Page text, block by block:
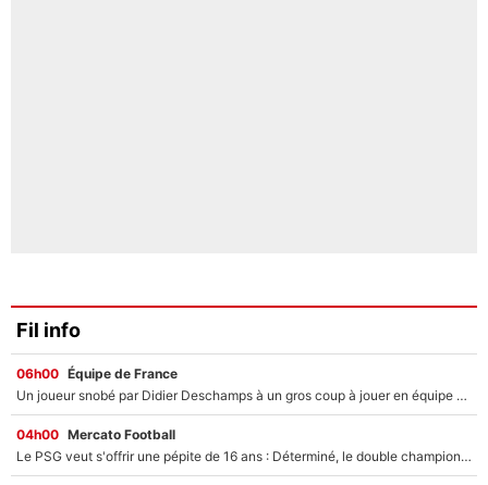
Fil info
06h00 Équipe de France
Un joueur snobé par Didier Deschamps à un gros coup à jouer en équipe de France : Zinedine Zidane a trouvé son numéro 9 ?
04h00 Mercato Football
Le PSG veut s'offrir une pépite de 16 ans : Déterminé, le double champion d'Europe en titre est prêt à lâcher 40M€ pour celui que l'on compare déjà à Vinicius Jr !